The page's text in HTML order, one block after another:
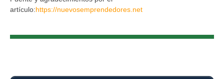
artículo:https://nuevosemprendedores.net